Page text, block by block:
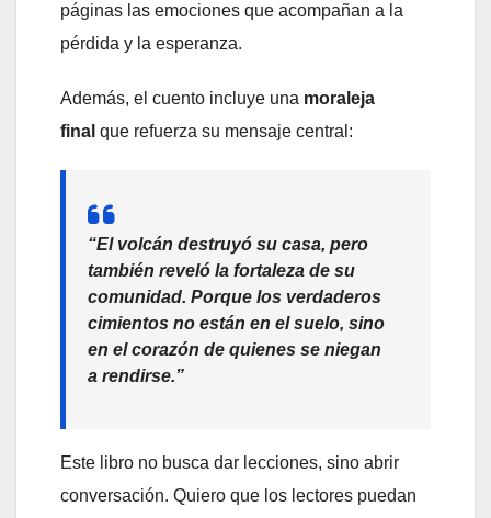
páginas las emociones que acompañan a la
pérdida y la esperanza.
Además, el cuento incluye una moraleja
final que refuerza su mensaje central:
“El volcán destruyó su casa, pero
también reveló la fortaleza de su
comunidad. Porque los verdaderos
cimientos no están en el suelo, sino
en el corazón de quienes se niegan
a rendirse.”
Este libro no busca dar lecciones, sino abrir
conversación. Quiero que los lectores puedan